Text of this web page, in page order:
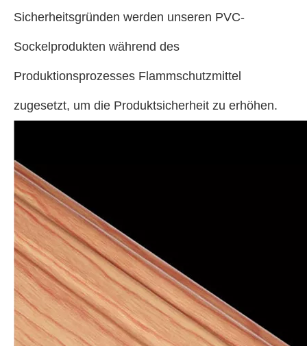
Sicherheitsgründen werden unseren PVC-
Sockelprodukten während des
Produktionsprozesses Flammschutzmittel
zugesetzt, um die Produktsicherheit zu erhöhen.